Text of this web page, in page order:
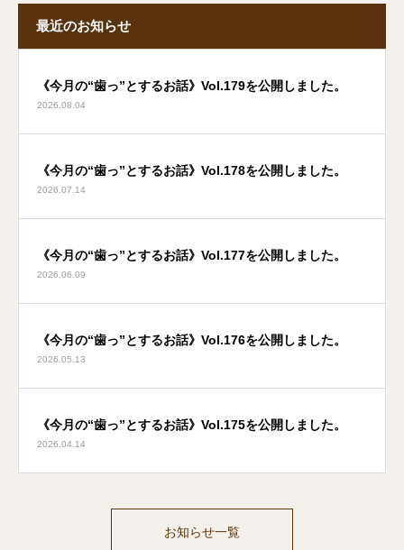
最近のお知らせ
《今月の“歯っ”とするお話》Vol.179を公開しました。
2026.08.04
《今月の“歯っ”とするお話》Vol.178を公開しました。
2026.07.14
《今月の“歯っ”とするお話》Vol.177を公開しました。
2026.06.09
《今月の“歯っ”とするお話》Vol.176を公開しました。
2026.05.13
《今月の“歯っ”とするお話》Vol.175を公開しました。
2026.04.14
お知らせ一覧